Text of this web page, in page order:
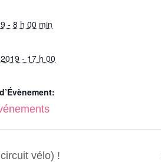
- 8 h 00 min
- 17 h 00
vélo) !